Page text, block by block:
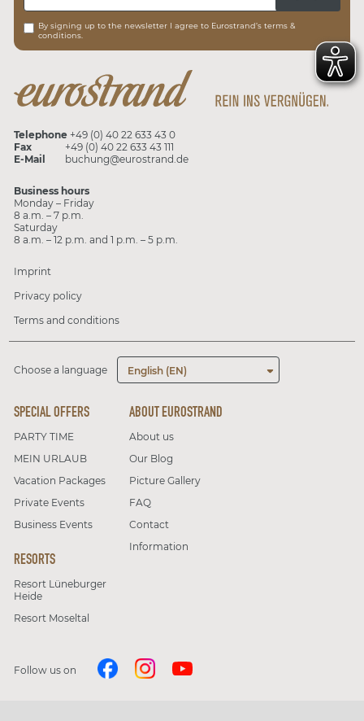
By signing up to the newsletter I agree to Eurostrand’s terms &
conditions.
Telephone +49 (0) 40 22 633 43 0
Fax
+49 (0) 40 22 633 43 111
E-Mail
buchung@eurostrand.de
Business hours
Monday – Friday
8 a.m. – 7 p.m.
Saturday
8 a.m. – 12 p.m. and 1 p.m. – 5 p.m.
Imprint
Privacy policy
Terms and conditions
Choose a language English (EN)
SPECIAL OFFERS
PARTY TIME
MEIN URLAUB
Vacation Packages
Private Events
Business Events
RESORTS
Resort Lüneburger
Heide
Resort Moseltal
ABOUT EUROSTRAND
About us
Our Blog
Picture Gallery
FAQ
Contact
Information
Follow us on